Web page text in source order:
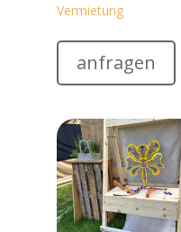
Vermietung
anfragen